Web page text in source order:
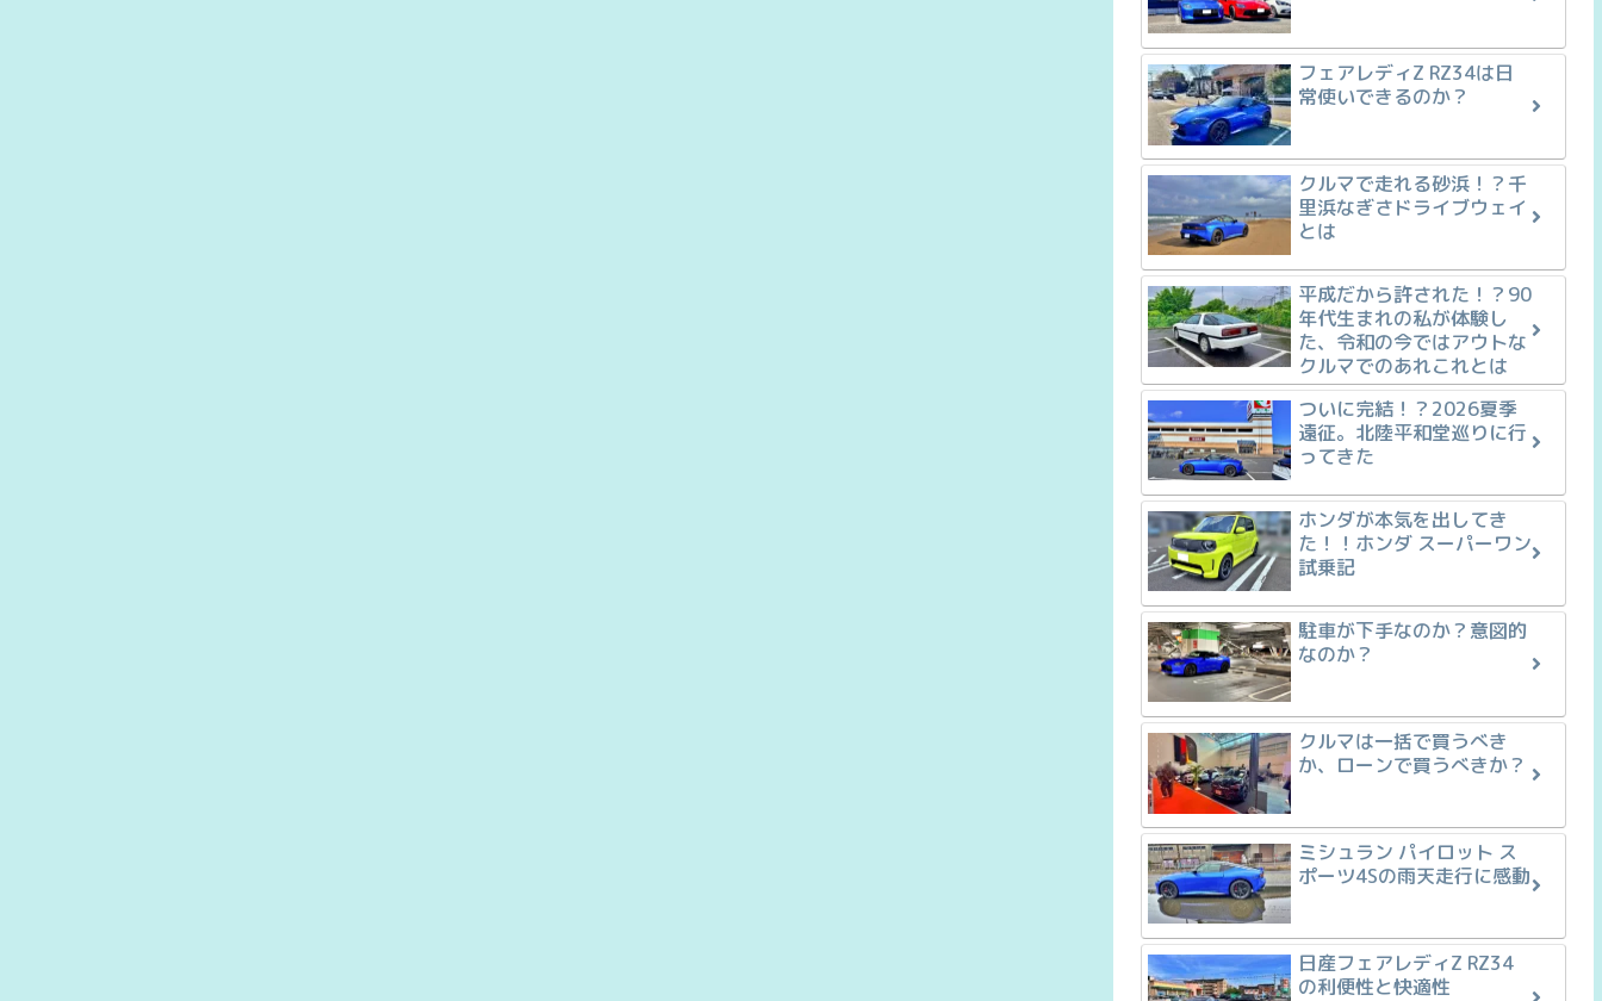
フェアレディZ RZ34は日
常使いできるのか？
クルマで走れる砂浜！？千
里浜なぎさドライブウェイ
とは
平成だから許された！？90
年代生まれの私が体験し
た、令和の今ではアウトな
クルマでのあれこれとは
ついに完結！？2026夏季
遠征。北陸平和堂巡りに行
ってきた
ホンダが本気を出してき
た！！ホンダ スーパーワン
試乗記
駐車が下手なのか？意図的
なのか？
クルマは一括で買うべき
か、ローンで買うべきか？
ミシュラン パイロット ス
ポーツ4Sの雨天走行に感動
日産フェアレディZ RZ34
の利便性と快適性